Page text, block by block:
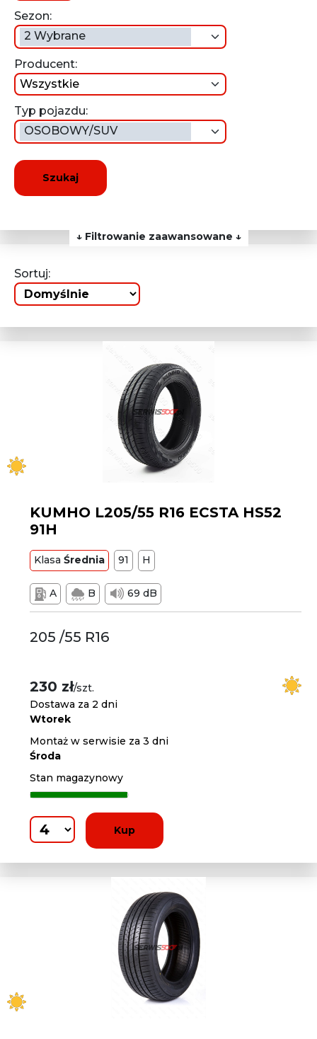
Sezon:
2 Wybrane
Producent:
wszystkie
Typ pojazdu:
OSOBOWY/SUV
Szukaj
↓ Filtrowanie zaawansowane ↓
Sortuj:
KUMHO L205/55 R16 ECSTA HS52
91H
KlasaŚrednia 91 H
A B 69 dB
205 /55 R16
230 zł/szt.
Dostawa za 2 dni
Wtorek
Montaż w serwisie za 3 dni
Środa
Stan magazynowy
Kup